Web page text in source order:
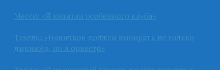
Месси: «Я капитан особенного клуба»
Тухель: «Новичков должен выбирать не только
дирижёр, но и оркестр»